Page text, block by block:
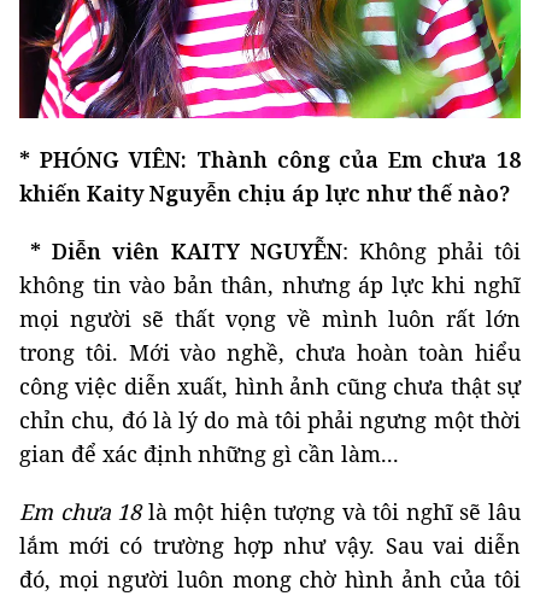
* PHÓNG VIÊN: Thành công của Em chưa 18
khiến Kaity Nguyễn chịu áp lực như thế nào?
* Diễn viên KAITY NGUYỄN: Không phải tôi
không tin vào bản thân, nhưng áp lực khi nghĩ
mọi người sẽ thất vọng về mình luôn rất lớn
trong tôi. Mới vào nghề, chưa hoàn toàn hiểu
công việc diễn xuất, hình ảnh cũng chưa thật sự
chỉn chu, đó là lý do mà tôi phải ngưng một thời
gian để xác định những gì cần làm...
Em chưa 18là một hiện tượng và tôi nghĩ sẽ lâu
lắm mới có trường hợp như vậy. Sau vai diễn
đó, mọi người luôn mong chờ hình ảnh của tôi